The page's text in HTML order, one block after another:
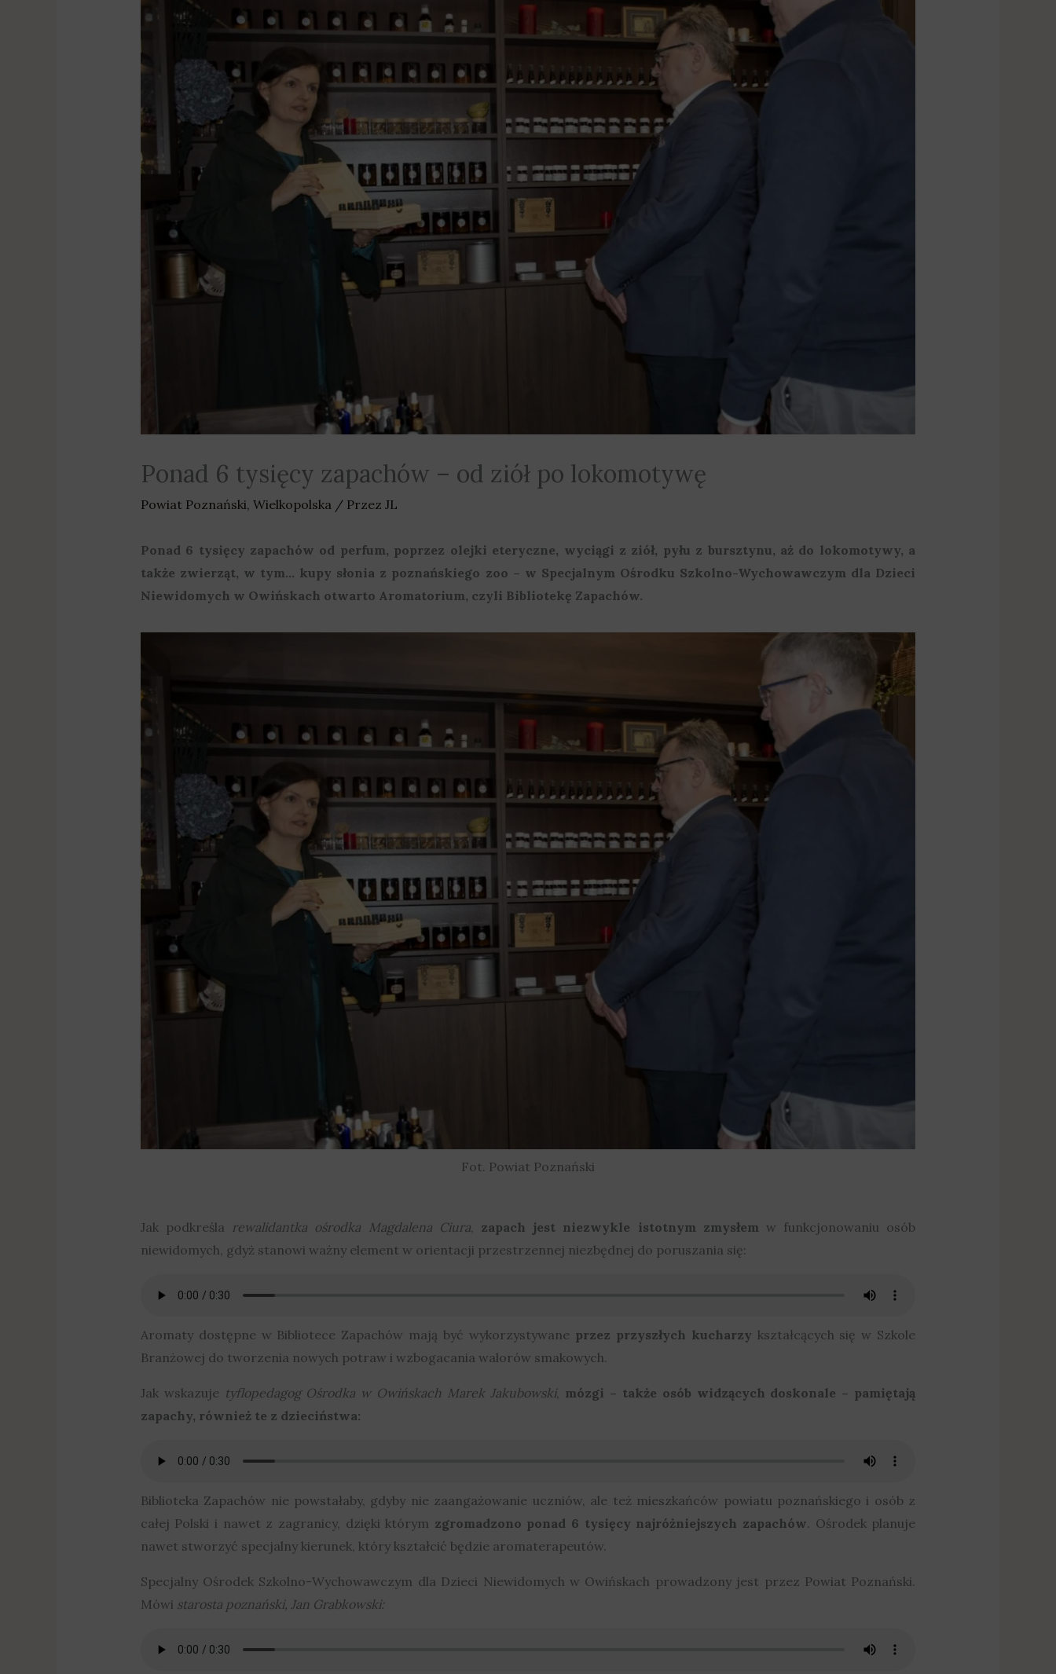
Ponad 6 tysięcy zapachów – od ziół po lokomotywę
Powiat Poznański, Wielkopolska / Przez JL
Ponad 6 tysięcy zapachów od perfum, poprzez olejki eteryczne, wyciągi z ziół, pyłu z bursztynu, aż do lokomotywy, a
także zwierząt, w tym… kupy słonia z poznańskiego zoo – w Specjalnym Ośrodku Szkolno-Wychowawczym dla Dzieci
Niewidomych w Owińskach otwarto Aromatorium, czyli Bibliotekę Zapachów.
Fot. Powiat Poznański
Jak podkreśla rewalidantka ośrodka Magdalena Ciura, zapach jest niezwykle istotnym zmysłem w funkcjonowaniu osób
niewidomych, gdyż stanowi ważny element w orientacji przestrzennej niezbędnej do poruszania się:
Aromaty dostępne w Bibliotece Zapachów mają być wykorzystywane przez przyszłych kucharzy kształcących się w Szkole
Branżowej do tworzenia nowych potraw i wzbogacania walorów smakowych.
Jak wskazuje tyflopedagog Ośrodka w Owińskach Marek Jakubowski, mózgi – także osób widzących doskonale – pamiętają
zapachy, również te z dzieciństwa:
Biblioteka Zapachów nie powstałaby, gdyby nie zaangażowanie uczniów, ale też mieszkańców powiatu poznańskiego i osób z
całej Polski i nawet z zagranicy, dzięki którym zgromadzono ponad 6 tysięcy najróżniejszych zapachów. Ośrodek planuje
nawet stworzyć specjalny kierunek, który kształcić będzie aromaterapeutów.
Specjalny Ośrodek Szkolno-Wychowawczym dla Dzieci Niewidomych w Owińskach prowadzony jest przez Powiat Poznański.
Mówi starosta poznański, Jan Grabkowski: